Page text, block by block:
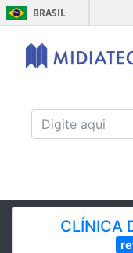
BRASIL
CLÍNICA